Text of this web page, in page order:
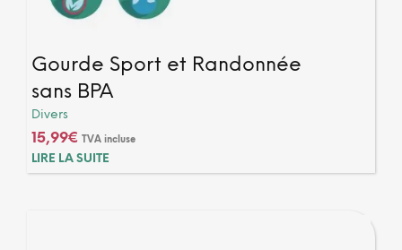
Gourde Sport et Randonnée
sans BPA
Divers
15,99€ TVA incluse
LIRE LA SUITE